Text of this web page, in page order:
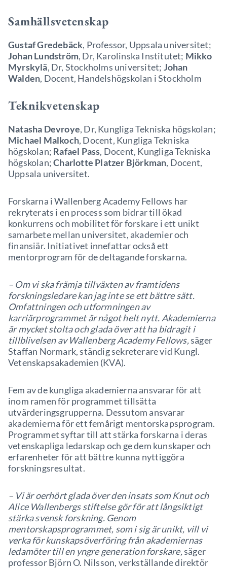
Samhällsvetenskap
Gustaf Gredebäck, Professor, Uppsala universitet;
Johan Lundström, Dr, Karolinska Institutet; Mikko
Myrskylä, Dr, Stockholms universitet; Johan
Walden, Docent, Handelshögskolan i Stockholm
Teknikvetenskap
Natasha Devroye, Dr, Kungliga Tekniska högskolan;
Michael Malkoch, Docent, Kungliga Tekniska
högskolan; Rafael Pass, Docent, Kungliga Tekniska
högskolan;Charlotte Platzer Björkman, Docent,
Uppsala universitet.
Forskarna i Wallenberg Academy Fellows har
rekryterats i en process som bidrar till ökad
konkurrens och mobilitet för forskare i ett unikt
samarbete mellan universitet, akademier och
finansiär. Initiativet innefattar också ett
mentorprogram för de deltagande forskarna.
– Om vi ska främja tillväxten av framtidens
forskningsledare kan jag inte se ett bättre sätt.
Omfattningen och utformningen av
karriärprogrammet är något helt nytt. Akademierna
är mycket stolta och glada över att ha bidragit i
tillblivelsen av Wallenberg Academy Fellows,säger
Staffan Normark, ständig sekreterare vid Kungl.
Vetenskapsakademien (KVA).
Fem av de kungliga akademierna ansvarar för att
inom ramen för programmet tillsätta
utvärderingsgrupperna. Dessutom ansvarar
akademierna för ett femårigt mentorskapsprogram.
Programmet syftar till att stärka forskarna i deras
vetenskapliga ledarskap och ge dem kunskaper och
erfarenheter för att bättre kunna nyttiggöra
forskningsresultat.
– Vi är oerhört glada över den insats som Knut och
Alice Wallenbergs stiftelse gör för att långsiktigt
stärka svensk forskning. Genom
mentorskapsprogrammet, som i sig är unikt, vill vi
verka för kunskapsöverföring från akademiernas
ledamöter till en yngre generation forskare,säger
professor Björn O. Nilsson, verkställande direktör